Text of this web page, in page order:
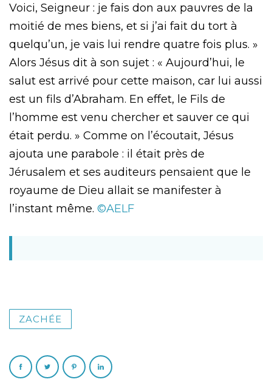
Voici, Seigneur : je fais don aux pauvres de la
moitié de mes biens, et si j’ai fait du tort à
quelqu’un, je vais lui rendre quatre fois plus. »
Alors Jésus dit à son sujet : « Aujourd’hui, le
salut est arrivé pour cette maison, car lui aussi
est un fils d’Abraham. En effet, le Fils de
l’homme est venu chercher et sauver ce qui
était perdu. » Comme on l’écoutait, Jésus
ajouta une parabole : il était près de
Jérusalem et ses auditeurs pensaient que le
royaume de Dieu allait se manifester à
l’instant même. ©AELF
ZACHÉE